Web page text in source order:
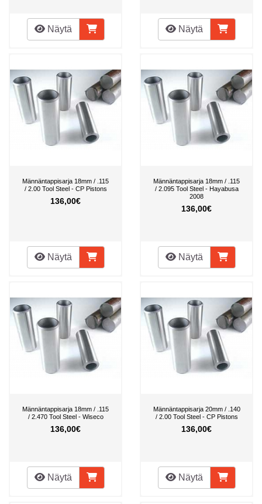
Näytä Näytä
Männäntappisarja 18mm / .115
/ 2.00 Tool Steel - CP Pistons
136,00€
Näytä
Männäntappisarja 18mm / .115
/ 2.095 Tool Steel - Hayabusa
2008
136,00€
Näytä
Männäntappisarja 18mm / .115
/ 2.470 Tool Steel - Wiseco
136,00€
Näytä
Männäntappisarja 20mm / .140
/ 2.00 Tool Steel - CP Pistons
136,00€
Näytä